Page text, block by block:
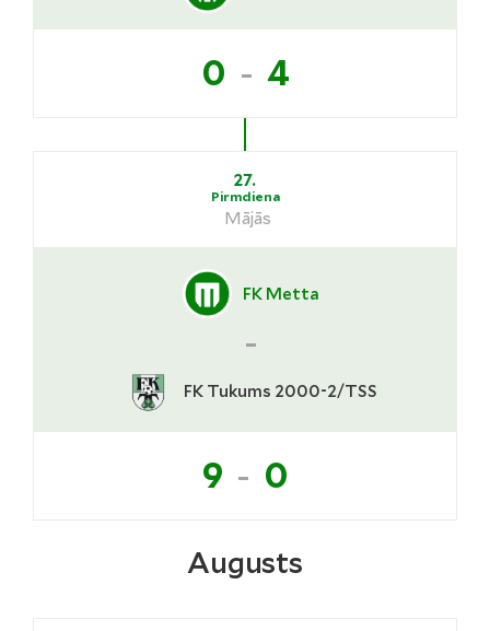
0 - 4
27.
Pirmdiena
Mājās
FK Metta
-
FK Tukums 2000-2/TSS
9 - 0
Augusts